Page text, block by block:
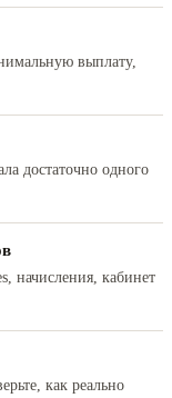
выплату,
достаточно одного
начисления, кабинет
как реально